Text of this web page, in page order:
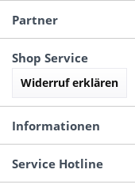
Partner
Shop Service
Widerruf erklären
Informationen
Service Hotline